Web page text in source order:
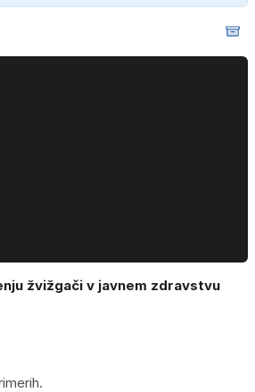
žvižgači v javnem zdravstvu